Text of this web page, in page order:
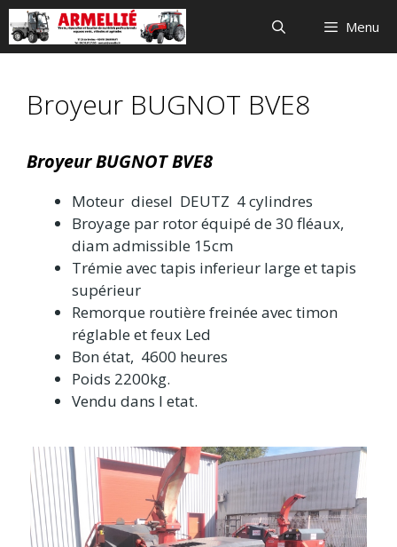
Aller
au
contenu
Menu
Broyeur BUGNOT BVE8
Broyeur BUGNOT BVE8
Moteur diesel DEUTZ 4 cylindres
Broyage par rotor équipé de 30 fléaux,
diam admissible 15cm
Trémie avec tapis inferieur large et tapis
supérieur
Remorque routière freinée avec timon
réglable et feux Led
Bon état, 4600 heures
Poids 2200kg.
Vendu dans l etat.